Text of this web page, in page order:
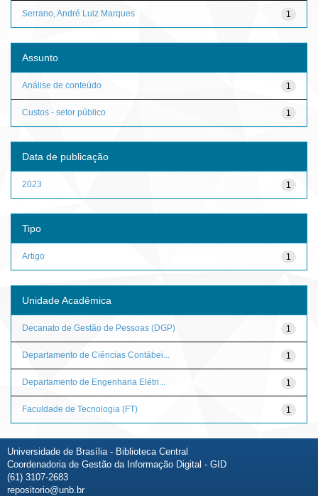
1
Serrano, André Luiz Marques
Assunto
1
Análise de conteúdo
1
Custos - setor público
Data de publicação
1
2023
Tipo
1
Artigo
Unidade Acadêmica
1
Decanato de Gestão de Pessoas (DGP)
1
Departamento de Ciências Contábei...
1
Departamento de Engenharia Elétri...
1
Faculdade de Tecnologia (FT)
Universidade de Brasília - Biblioteca Central
Coordenadoria de Gestão da Informação Digital - GID
(61) 3107-2683
repositorio@unb.br